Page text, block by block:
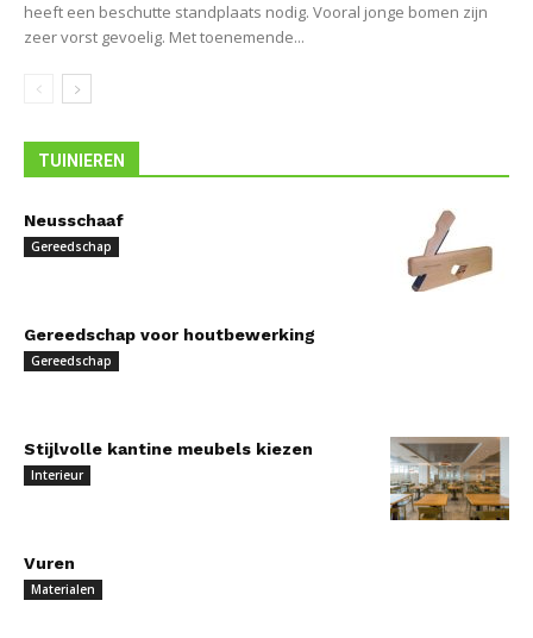
heeft een beschutte standplaats nodig. Vooral jonge bomen zijn
zeer vorst gevoelig. Met toenemende...
TUINIEREN
Neusschaaf
Gereedschap
Gereedschap voor houtbewerking
Gereedschap
Stijlvolle kantine meubels kiezen
Interieur
Vuren
Materialen